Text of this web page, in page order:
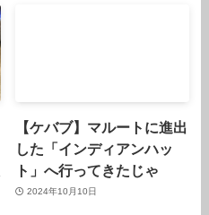
【ケバブ】マルートに進出
した「インディアンハッ
ト」へ行ってきたじゃ
2024年10月10日